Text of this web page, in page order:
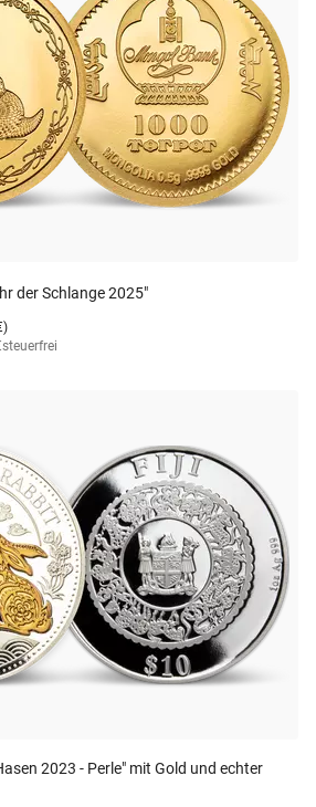
der Schlange 2025"
steuerfrei
2023 - Perle" mit Gold und echter